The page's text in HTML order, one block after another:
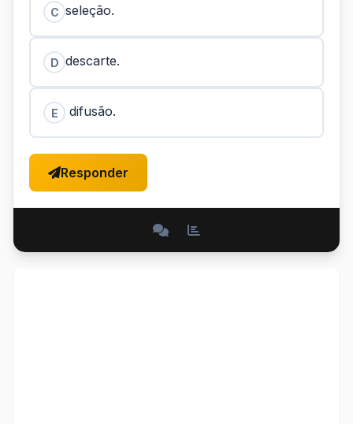
C seleção.
D descarte.
E difusão.
Responder